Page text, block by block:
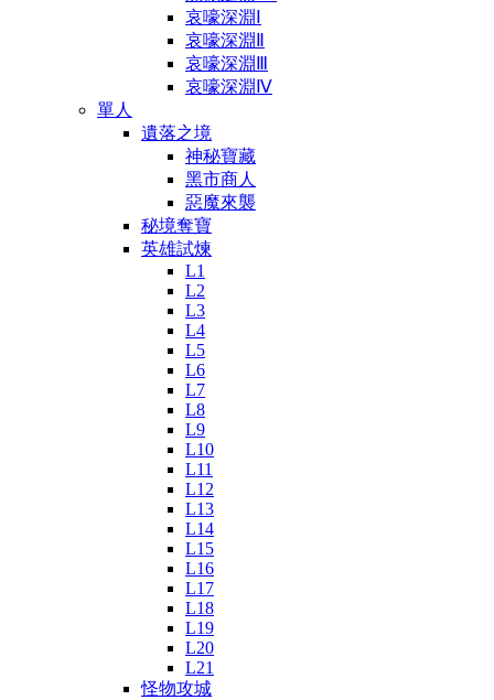
哀嚎深淵Ⅰ
哀嚎深淵Ⅱ
哀嚎深淵Ⅲ
哀嚎深淵Ⅳ
單人
遺落之境
神秘寶藏
黑市商人
惡魔來襲
秘境奪寶
英雄試煉
L1
L2
L3
L4
L5
L6
L7
L8
L9
L10
L11
L12
L13
L14
L15
L16
L17
L18
L19
L20
L21
怪物攻城